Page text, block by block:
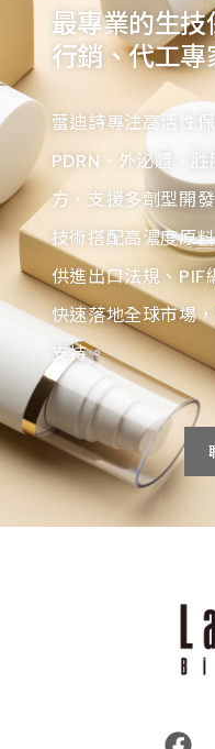
最專業的生
行銷、代工專
蕾迪詩專注高活性
PDRN、外泌體、
方，支援多劑型開
技術搭配高濃度原
供進出口法規、PIF
快速落地全球市場
支持。